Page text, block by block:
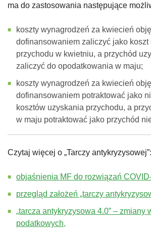
ma do zastosowania następujące
koszty wynagrodzeń za kwiecień
dofinansowaniem zaliczyć jako koszt
przychodu w kwietniu, a przychód
zaliczyć do opodatkowania w maju;
koszty wynagrodzeń za kwiecień
dofinansowaniem potraktować jako
kosztów uzyskania przychodu, a
w maju potraktować jako przychód
Czytaj więcej o „Tarczy antykryzysowej”:
objaśnienia MF do rozwiązań
przegląd założeń „tarczy
„tarcza antykryzysowa 4.0” – zmiany
podatkowych,